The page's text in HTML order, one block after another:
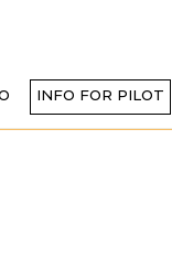
INFO FOR PILOT